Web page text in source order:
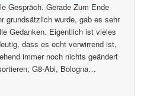
Gespräch. Gerade Zum Ende
grundsätzlich wurde, gab es sehr
Gedanken. Eigentlich ist vieles
dass es echt verwirrend ist,
immer noch nichts geändert
G8-Abi, Bologna…